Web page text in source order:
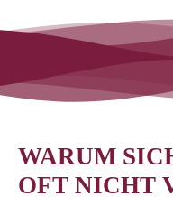
WARUM
OFT NICHT